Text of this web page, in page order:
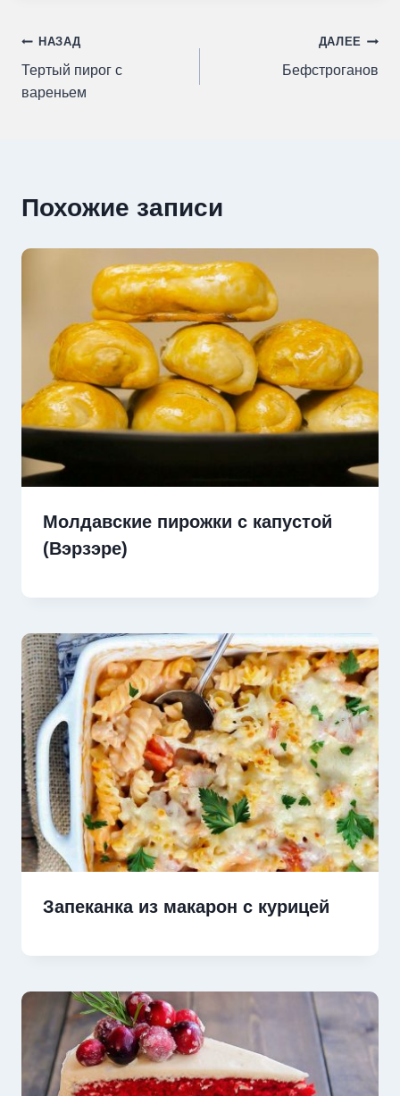
Навигация
по
НАЗАД
Тертый пирог с
вареньем
ДАЛЕЕ
Бефстроганов
Похожие записи
Молдавские пирожки с капустой
(Вэрзэре)
Запеканка из макарон с курицей